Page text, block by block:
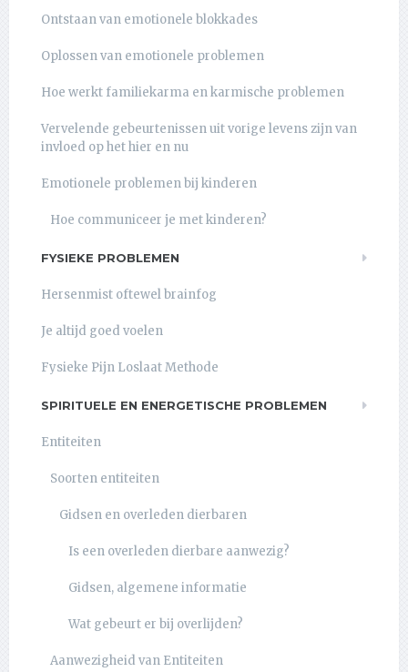
Ontstaan van emotionele blokkades
Oplossen van emotionele problemen
Hoe werkt familiekarma en karmische problemen
Vervelende gebeurtenissen uit vorige levens zijn van
invloed op het hier en nu
Emotionele problemen bij kinderen
Hoe communiceer je met kinderen?
FYSIEKE PROBLEMEN
Hersenmist oftewel brainfog
Je altijd goed voelen
Fysieke Pijn Loslaat Methode
SPIRITUELE EN ENERGETISCHE PROBLEMEN
Entiteiten
Soorten entiteiten
Gidsen en overleden dierbaren
Is een overleden dierbare aanwezig?
Gidsen, algemene informatie
Wat gebeurt er bij overlijden?
Aanwezigheid van Entiteiten